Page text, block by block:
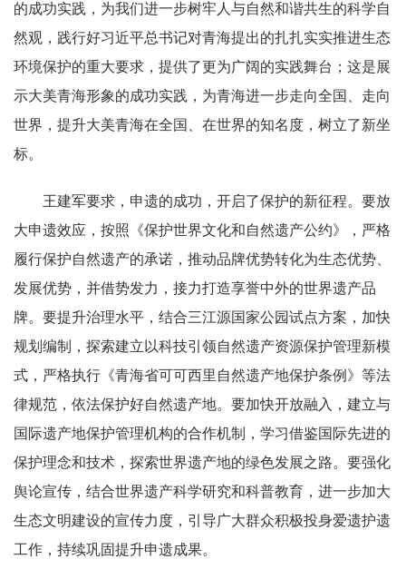
的成功实践，为我们进一步树牢人与自然和谐共生的科学自
然观，践行好习近平总书记对青海提出的扎扎实实推进生态
环境保护的重大要求，提供了更为广阔的实践舞台；这是展
示大美青海形象的成功实践，为青海进一步走向全国、走向
世界，提升大美青海在全国、在世界的知名度，树立了新坐
标。
王建军要求，申遗的成功，开启了保护的新征程。要放
大申遗效应，按照《保护世界文化和自然遗产公约》，严格
履行保护自然遗产的承诺，推动品牌优势转化为生态优势、
发展优势，并借势发力，接力打造享誉中外的世界遗产品
牌。要提升治理水平，结合三江源国家公园试点方案，加快
规划编制，探索建立以科技引领自然遗产资源保护管理新模
式，严格执行《青海省可可西里自然遗产地保护条例》等法
律规范，依法保护好自然遗产地。要加快开放融入，建立与
国际遗产地保护管理机构的合作机制，学习借鉴国际先进的
保护理念和技术，探索世界遗产地的绿色发展之路。要强化
舆论宣传，结合世界遗产科学研究和科普教育，进一步加大
生态文明建设的宣传力度，引导广大群众积极投身爱遗护遗
工作，持续巩固提升申遗成果。